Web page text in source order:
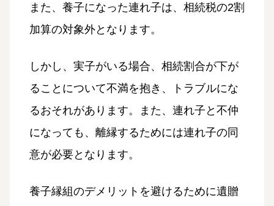
また、養子になった連れ子は、相続税の2割
加算の対象外となります。
しかし、実子がいる場合、相続割合が下が
ることについて不満を抱き、トラブルにな
るおそれがあります。また、連れ子と不仲
になっても、離縁するためには連れ子の同
意が必要となります。
養子縁組のデメリットを避けるために遺贈